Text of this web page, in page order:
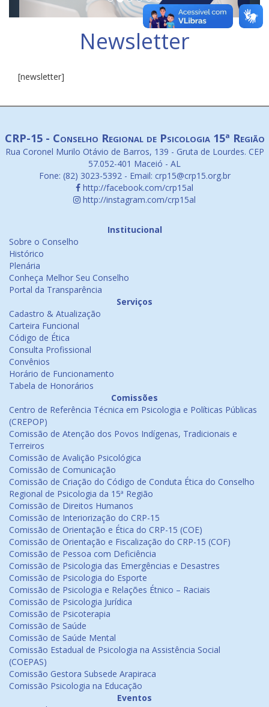
Newsletter
[newsletter]
CRP-15 - Conselho Regional de Psicologia 15ª Região
Rua Coronel Murilo Otávio de Barros, 139 - Gruta de Lourdes. CEP
57.052-401 Maceió - AL
Fone: (82) 3023-5392 - Email: crp15@crp15.org.br
http://facebook.com/crp15al
http://instagram.com/crp15al
Institucional
Sobre o Conselho
Histórico
Plenária
Conheça Melhor Seu Conselho
Portal da Transparência
Serviços
Cadastro & Atualização
Carteira Funcional
Código de Ética
Consulta Profissional
Convênios
Horário de Funcionamento
Tabela de Honorários
Comissões
Centro de Referência Técnica em Psicologia e Políticas Públicas
(CREPOP)
Comissão de Atenção dos Povos Indígenas, Tradicionais e
Terreiros
Comissão de Avalição Psicológica
Comissão de Comunicação
Comissão de Criação do Código de Conduta Ética do Conselho
Regional de Psicologia da 15ª Região
Comissão de Direitos Humanos
Comissão de Interiorização do CRP-15
Comissão de Orientação e Ética do CRP-15 (COE)
Comissão de Orientação e Fiscalização do CRP-15 (COF)
Comissão de Pessoa com Deficiência
Comissão de Psicologia das Emergências e Desastres
Comissão de Psicologia do Esporte
Comissão de Psicologia e Relações Étnico – Raciais
Comissão de Psicologia Jurídica
Comissão de Psicoterapia
Comissão de Saúde
Comissão de Saúde Mental
Comissão Estadual de Psicologia na Assistência Social
(COEPAS)
Comissão Gestora Subsede Arapiraca
Comissão Psicologia na Educação
Eventos